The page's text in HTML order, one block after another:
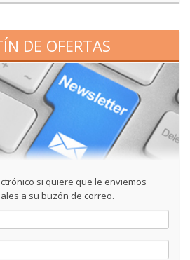
DE OFERTAS
si quiere que le enviemos
a su buzón de correo.